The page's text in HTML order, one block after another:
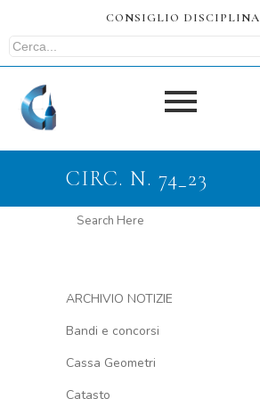
CONSIGLIO DISCIPLINA
CIRC. N. 74_23
ARCHIVIO NOTIZIE
Bandi e concorsi
Cassa Geometri
Catasto